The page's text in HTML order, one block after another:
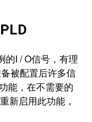
的I / O信号，有理
被配置后许多信
能，在不需要的
新启用此功能，